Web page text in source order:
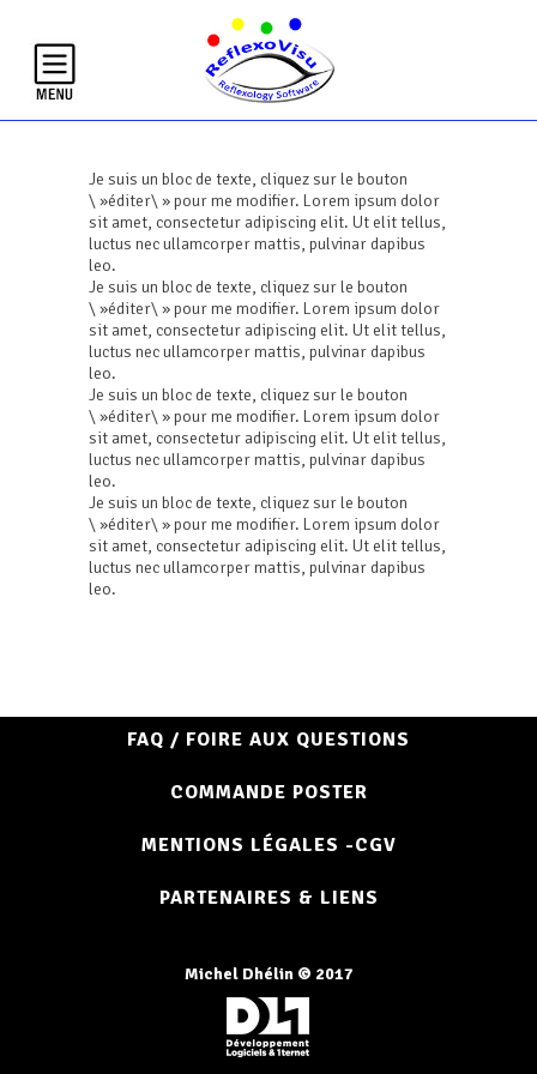
Je suis un bloc de texte, cliquez sur le bouton
\ »éditer\ » pour me modifier. Lorem ipsum dolor
sit amet, consectetur adipiscing elit. Ut elit tellus,
luctus nec ullamcorper mattis, pulvinar dapibus
leo.
Je suis un bloc de texte, cliquez sur le bouton
\ »éditer\ » pour me modifier. Lorem ipsum dolor
sit amet, consectetur adipiscing elit. Ut elit tellus,
luctus nec ullamcorper mattis, pulvinar dapibus
leo.
Je suis un bloc de texte, cliquez sur le bouton
\ »éditer\ » pour me modifier. Lorem ipsum dolor
sit amet, consectetur adipiscing elit. Ut elit tellus,
luctus nec ullamcorper mattis, pulvinar dapibus
leo.
Je suis un bloc de texte, cliquez sur le bouton
\ »éditer\ » pour me modifier. Lorem ipsum dolor
sit amet, consectetur adipiscing elit. Ut elit tellus,
luctus nec ullamcorper mattis, pulvinar dapibus
leo.
FAQ / FOIRE AUX QUESTIONS
COMMANDE POSTER
MENTIONS LÉGALES -CGV
PARTENAIRES & LIENS
Michel Dhélin © 2017